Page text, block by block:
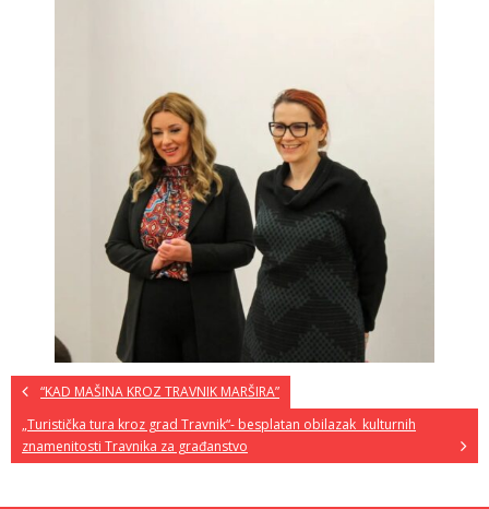
“KAD MAŠINA KROZ TRAVNIK MARŠIRA”
„Turistička tura kroz grad Travnik“- besplatan obilazak kulturnih
znamenitosti Travnika za građanstvo